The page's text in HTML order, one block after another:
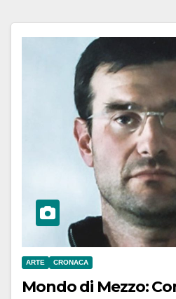
ARTE CRONACA
Mondo di Mezzo: